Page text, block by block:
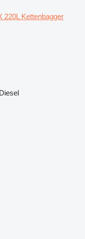
220L Kettenbagger
Diesel